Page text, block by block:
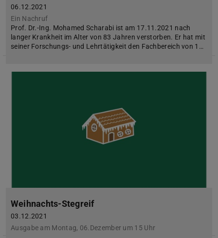
06.12.2021
Ein Nachruf
Prof. Dr.-Ing. Mohamed Scharabi ist am 17.11.2021 nach
langer Krankheit im Alter von 83 Jahren verstorben. Er hat mit
seiner Forschungs- und Lehrtätigkeit den Fachbereich von 1…
Weihnachts-Stegreif
03.12.2021
Ausgabe am Montag, 06.Dezember um 15 Uhr